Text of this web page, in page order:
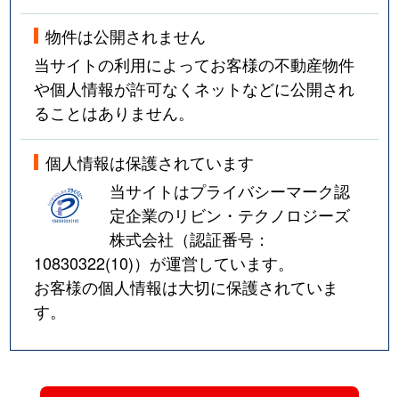
物件は公開されません
当サイトの利用によってお客様の不動産物件
や個人情報が許可なくネットなどに公開され
ることはありません。
個人情報は保護されています
当サイトはプライバシーマーク認
定企業のリビン・テクノロジーズ
株式会社（認証番号：
10830322(10)）が運営しています。
お客様の個人情報は大切に保護されていま
す。